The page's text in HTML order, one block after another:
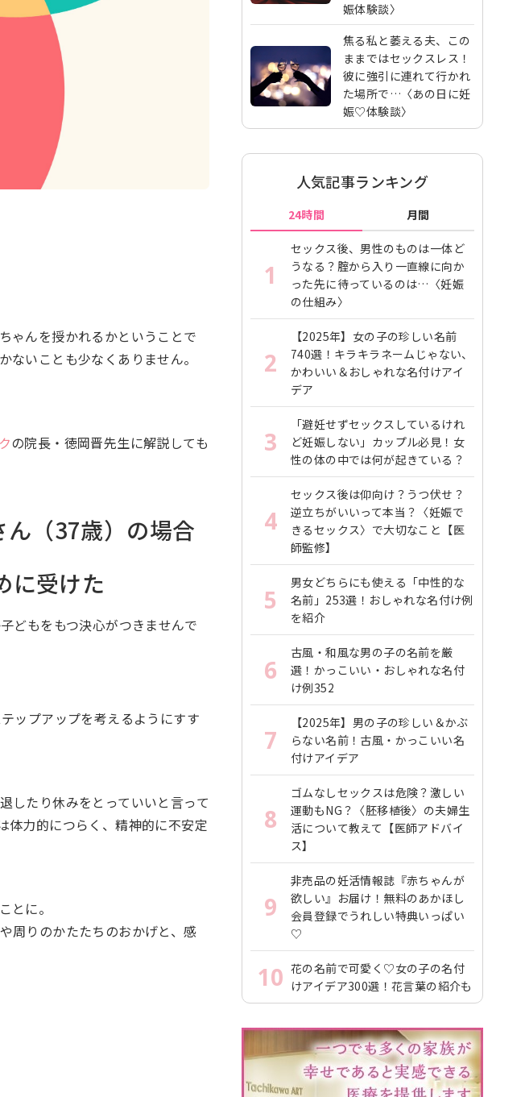
ゃんを授かれるかということで
いことも少なくありません。
の院長・徳岡晋先生に解説しても
（37歳）の場合
に受けた
どもをもつ決心がつきませんで
ップアップを考えるようにすす
したり休みをとっていいと言って
体力的につらく、精神的に不安定
とに。
周りのかたたちのおかげと、感
娠体験談〉
焦る私と萎える夫、この
ままではセックスレス！
彼に強引に連れて行かれ
た場所で…〈あの日に妊
娠♡体験談〉
人気記事ランキング
24時間 月間
1
セックス後、男性のものは一体ど
うなる？腟から入り一直線に向か
った先に待っているのは…〈妊娠
の仕組み〉
2
【2025年】女の子の珍しい名前
740選！キラキラネームじゃない、
かわいい＆おしゃれな名付けアイ
デア
3
「避妊せずセックスしているけれ
ど妊娠しない」カップル必見！女
性の体の中では何が起きている？
4
セックス後は仰向け？うつ伏せ？
逆立ちがいいって本当？〈妊娠で
きるセックス〉で大切なこと【医
師監修】
5
男女どちらにも使える「中性的な
名前」253選！おしゃれな名付け例
を紹介
6
古風・和風な男の子の名前を厳
選！かっこいい・おしゃれな名付
け例352
7
【2025年】男の子の珍しい＆かぶ
らない名前！古風・かっこいい名
付けアイデア
8
ゴムなしセックスは危険？激しい
運動もNG？〈胚移植後〉の夫婦生
活について教えて【医師アドバイ
ス】
9
非売品の妊活情報誌『赤ちゃんが
欲しい』お届け！無料のあかほし
会員登録でうれしい特典いっぱい
♡
10 花の名前で可愛く♡女の子の名付
けアイデア300選！花言葉の紹介も